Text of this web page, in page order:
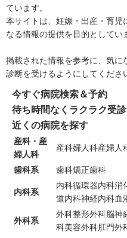
ています。
本サイトは、妊娠・出産・育児
なる情報の提供を目的としてい
掲載された情報を参考に、気
診断を受けるようにしてくださ
今すぐ病院検索＆予約
待ち時間なくラクラク受
近くの病院を探す
産科・産
婦人科
産科婦人科産婦人
歯科系 歯科矯正歯科
内科系
内科循環器内科消
道内科神経内科血
外科系
外科整形外科脳神
科美容外科肛門外